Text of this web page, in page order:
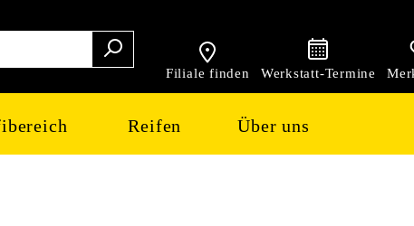
Filiale finden
Reifen Über uns